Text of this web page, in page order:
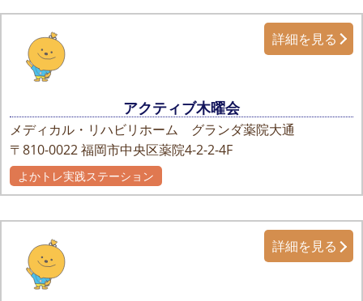
アクティブ木曜会
メディカル・リハビリホーム グランダ薬院大通
〒810-0022福岡市中央区薬院4-2-2-4F
詳細を見る
よかトレ実践ステーション
詳細を見る